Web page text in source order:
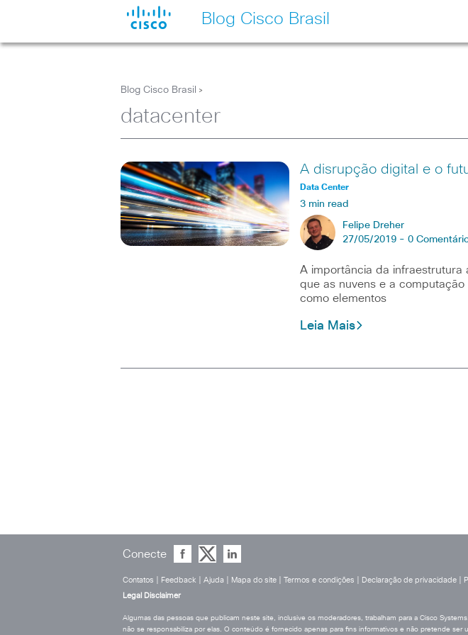
Blog Cisco Brasil
Blog Cisco Brasil >
datacenter
A disrupção digital e o
Data Center
3 min read
Felipe Dreher
27/05/2019 - 0
A importância da infraestrutura
que as nuvens e a
como elementos
Leia Mais
Conecte
Contatos Feedback Ajuda Mapa do site| Termos e condições Declaração de privacidade|
Legal Disclaimer
Algumas das pessoas que publicam neste site, inclusive os moderadores, trabalham para a Cisco
não se responsabiliza por elas. O conteúdo é fornecido apenas para fins informativos e não pretende